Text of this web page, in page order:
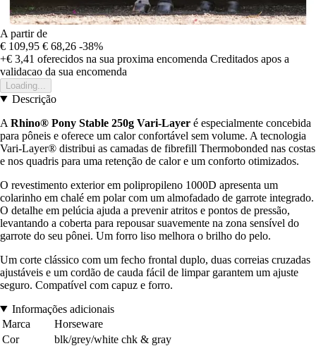
A partir de
€ 109,95 € 68,26 -38%
+€ 3,41 oferecidos na sua proxima encomenda Creditados apos a
validacao da sua encomenda
Loading...
Descrição
A Rhino® Pony Stable 250g Vari-Layer é especialmente concebida
para pôneis e oferece um calor confortável sem volume. A tecnologia
Vari-Layer® distribui as camadas de fibrefill Thermobonded nas costas
e nos quadris para uma retenção de calor e um conforto otimizados.
O revestimento exterior em polipropileno 1000D apresenta um
colarinho em chalé em polar com um almofadado de garrote integrado.
O detalhe em pelúcia ajuda a prevenir atritos e pontos de pressão,
levantando a coberta para repousar suavemente na zona sensível do
garrote do seu pônei. Um forro liso melhora o brilho do pelo.
Um corte clássico com um fecho frontal duplo, duas correias cruzadas
ajustáveis e um cordão de cauda fácil de limpar garantem um ajuste
seguro. Compatível com capuz e forro.
Informações adicionais
Marca
Horseware
Cor
blk/grey/white chk & gray